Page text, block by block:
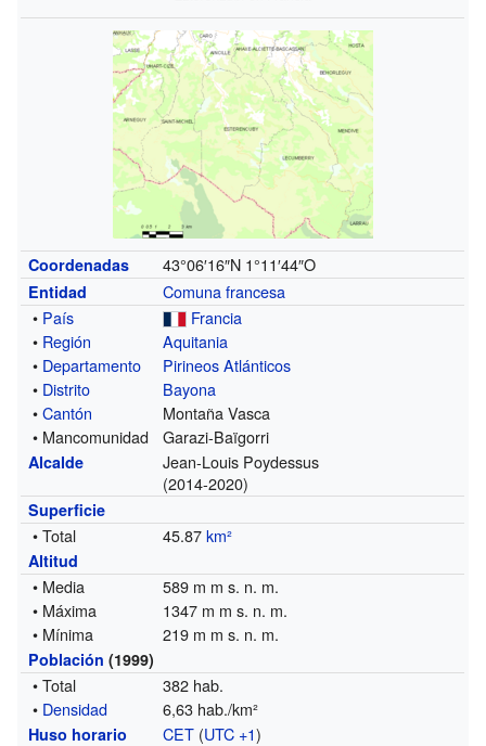
Coordenadas 43°06′16″N 1°11′44″O
Entidad
Comuna francesa
• País
Francia
• Región
Aquitania
• Departamento
Pirineos Atlánticos
• Distrito
Bayona
•Cantón
Montaña Vasca
• Mancomunidad
Garazi-Baïgorri
Alcalde
Jean-Louis Poydessus
(2014-2020)
Superficie
• Total 45.87km²
Altitud
• Media
589 m m s. n. m.
• Máxima
1347 m m s. n. m.
• Mínima
219 m m s. n. m.
Población (1999)
• Total
382 hab.
• Densidad 6,63 hab./km²
Huso horario CET (UTC +1)